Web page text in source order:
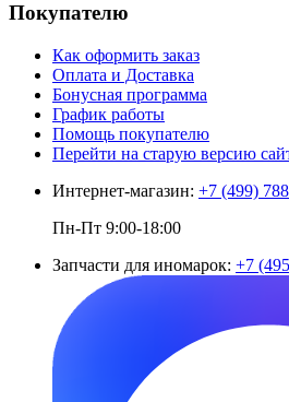
Покупателю
Как оформить заказ
Оплата и Доставка
Бонусная программа
График работы
Помощь покупателю
Перейти на старую версию
Интернет-магазин: +7 (499)
Пн-Пт 9:00-18:00
Запчасти для иномарок: +7